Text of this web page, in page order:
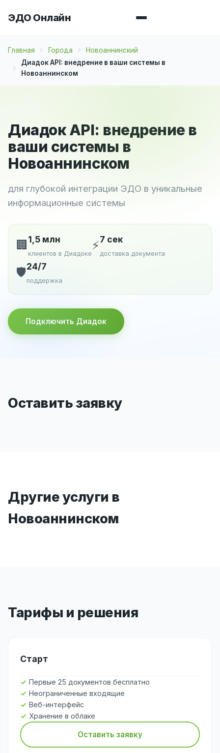
ЭДО Онлайн
Главная Города
Новоаннинский
Диадок API: внедрение в ваши системы в
Новоаннинском
Диадок API: внедрение в
ваши системы в
Новоаннинском
для глубокой интеграции ЭДО в уникальные
информационные системы
🏢 1,5 млн
клиентов в Диадоке
⚡7 сек
доставка документа
🛡️24/7
поддержка
Подключить Диадок
Оставить заявку
Другие услуги в
Новоаннинском
Тарифы и решения
Старт
Первые 25 документов бесплатно
Неограниченные входящие
Веб-интерфейс
Хранение в облаке
Оставить заявку